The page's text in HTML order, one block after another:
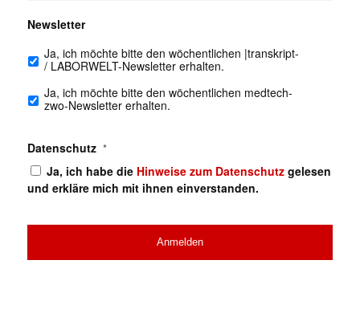
Newsletter
Ja, ich möchte bitte den wöchentlichen |transkript-
/ LABORWELT-Newsletter erhalten.
Ja, ich möchte bitte den wöchentlichen medtech-
zwo-Newsletter erhalten.
Datenschutz *
Ja, ich habe die Hinweise zum Datenschutzgelesen
und erkläre mich mit ihnen einverstanden.